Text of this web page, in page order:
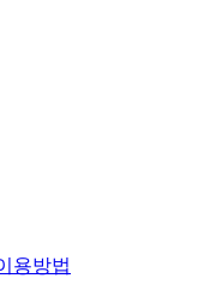
용방법